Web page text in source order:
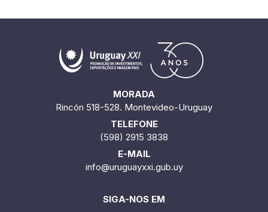
MORADA
Rincón 518-528. Montevideo-Uruguay
TELEFONE
(598) 2915 3838
E-MAIL
info@uruguayxxi.gub.uy
SIGA-NOS EM